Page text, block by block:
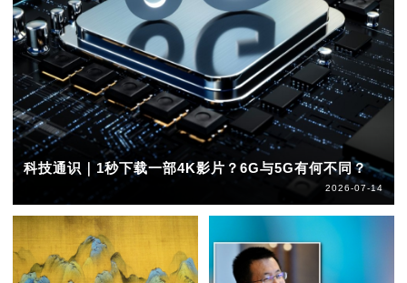
科技通识｜1秒下载一部4K影片？6G与5G有何不同？
2026-07-14